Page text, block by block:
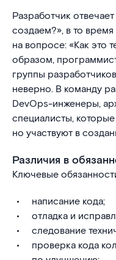
Разработчик
создаем?», в то
на вопросе: «Как это
образом,
группы
неверно. В команду
DevOps-инженеры,
специалисты,
но участвуют в
Различия в
Ключевые
написание кода;
отладка и
следование
проверка кода